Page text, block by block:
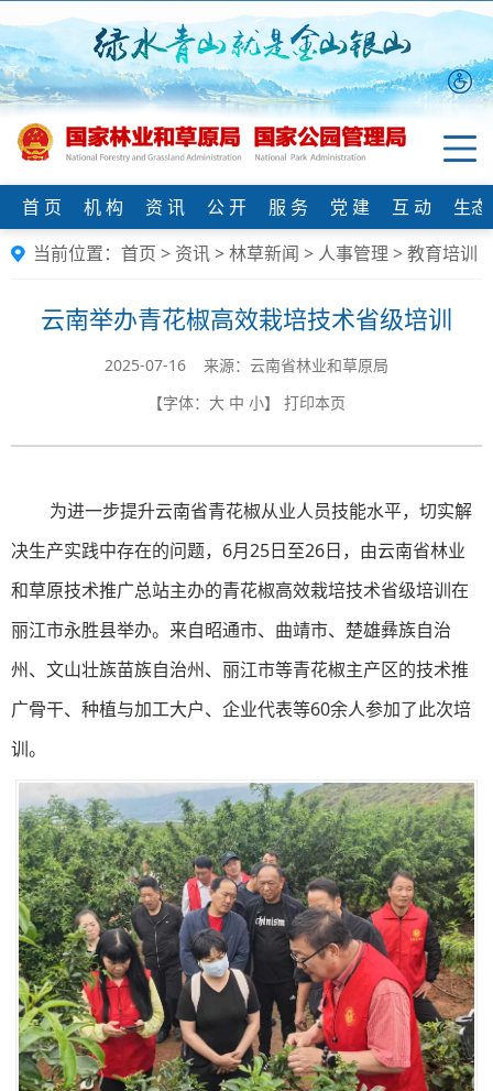
首 页 机 构 资 讯 公 开 服 务 党 建 互 动
生
当前位置： 首页 > 资讯>林草新闻 > 人事管理>教育培训
云南举办青花椒高效栽培技术省级培训
2025-07-16 来源：云南省林业和草原局
【字体： 大 中 小】 打印本页
为进一步提升云南省青花椒从业人员技能水平，切实解
决生产实践中存在的问题，6月25日至26日，由云南省林业
和草原技术推广总站主办的青花椒高效栽培技术省级培训在
丽江市永胜县举办。来自昭通市、曲靖市、楚雄彝族自治
州、文山壮族苗族自治州、丽江市等青花椒主产区的技术推
广骨干、种植与加工大户、企业代表等60余人参加了此次培
训。